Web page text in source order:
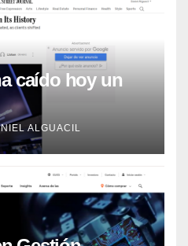
caído hoy un
ALGUACIL